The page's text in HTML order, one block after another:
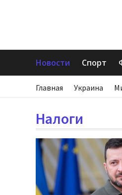
Новости Спорт
Главная Украина
Налоги